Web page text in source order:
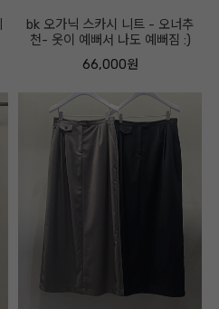
bk 오가닉 스카시 니트 - 오너추
천- 옷이 예뻐서 나도 예뻐짐 :)
66,000원